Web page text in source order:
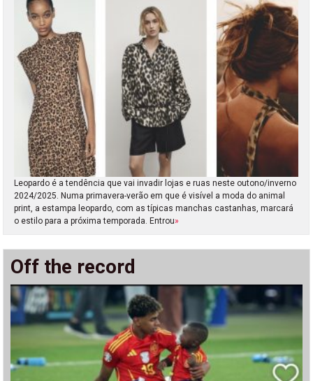
Leopardo é a tendência que vai invadir lojas e ruas neste outono/inverno
2024/2025. Numa primavera-verão em que é visível a moda do animal
print, a estampa leopardo, com as típicas manchas castanhas, marcará
o estilo para a próxima temporada. Entrou»
Off the record